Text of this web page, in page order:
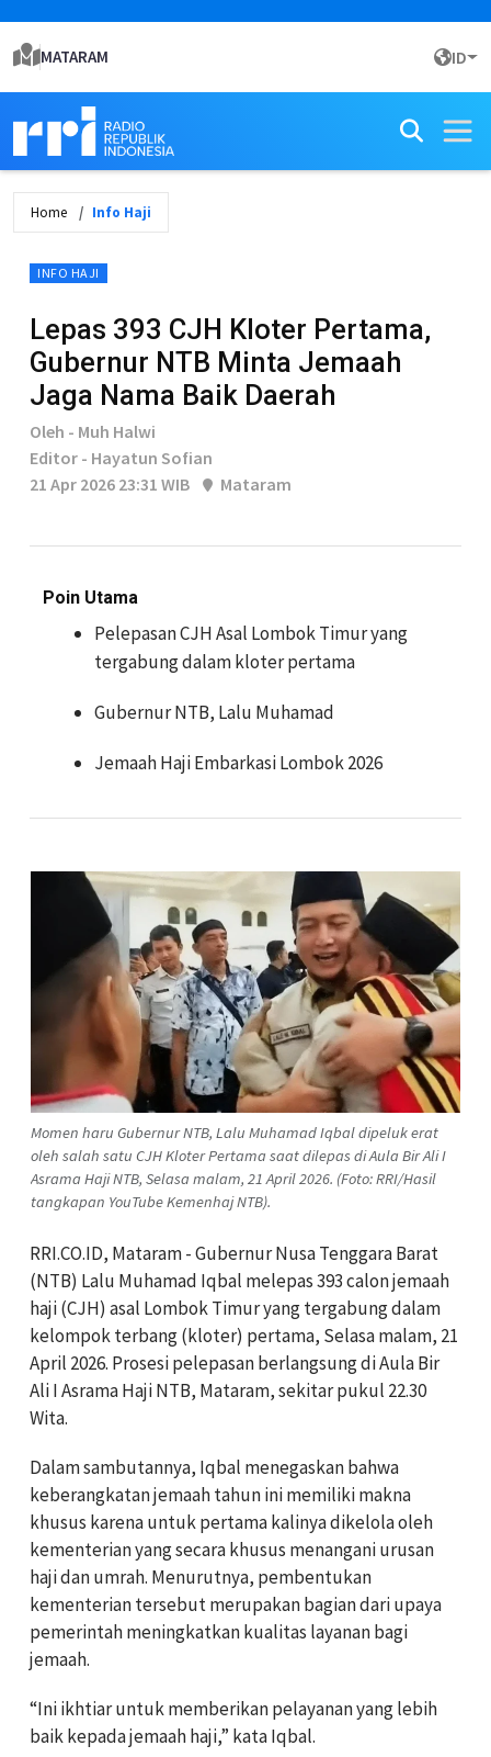
MATARAM ID
Home Info Haji
INFO HAJI
Lepas 393 CJH Kloter Pertama,
Gubernur NTB Minta Jemaah
Jaga Nama Baik Daerah
Oleh - Muh Halwi
Editor - Hayatun Sofian
21 Apr 2026 23:31 WIB
Mataram
Poin Utama
Pelepasan CJH Asal Lombok Timur yang
tergabung dalam kloter pertama
Gubernur NTB, Lalu Muhamad
Jemaah Haji Embarkasi Lombok 2026
Momen haru Gubernur NTB, Lalu Muhamad Iqbal dipeluk erat
oleh salah satu CJH Kloter Pertama saat dilepas di Aula Bir Ali I
Asrama Haji NTB, Selasa malam, 21 April 2026. (Foto: RRI/Hasil
tangkapan YouTube Kemenhaj NTB).
‎RRI.CO.ID, Mataram - Gubernur Nusa Tenggara Barat
(NTB) Lalu Muhamad Iqbal melepas 393 calon jemaah
haji (CJH) asal Lombok Timur yang tergabung dalam
kelompok terbang (kloter) pertama, Selasa malam, 21
April 2026. Prosesi pelepasan berlangsung di Aula Bir
Ali I Asrama Haji NTB, Mataram, sekitar pukul 22.30
Wita.
‎Dalam sambutannya, Iqbal menegaskan bahwa
keberangkatan jemaah tahun ini memiliki makna
khusus karena untuk pertama kalinya dikelola oleh
kementerian yang secara khusus menangani urusan
haji dan umrah. Menurutnya, pembentukan
kementerian tersebut merupakan bagian dari upaya
pemerintah meningkatkan kualitas layanan bagi
jemaah.
‎“Ini ikhtiar untuk memberikan pelayanan yang lebih
baik kepada jemaah haji,” kata Iqbal.